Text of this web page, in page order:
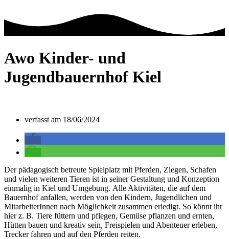
Awo Kinder- und
Jugendbauernhof Kiel
verfasst am 18/06/2024
Der pädagogisch betreute Spielplatz mit Pferden, Ziegen, Schafen
und vielen weiteren Tieren ist in seiner Gestaltung und Konzeption
einmalig in Kiel und Umgebung. Alle Aktivitäten, die auf dem
Bauernhofanfallen, werden von den Kindern, Jugendlichen und
MitarbeiterInnen nach Möglichkeit zusammen erledigt. So könnt ihr
hier z. B. Tiere füttern und pflegen, Gemüse pflanzen und ernten,
Hütten bauen und kreativ sein, Freispielen und Abenteuererleben,
Trecker fahren und auf den Pferden reiten.